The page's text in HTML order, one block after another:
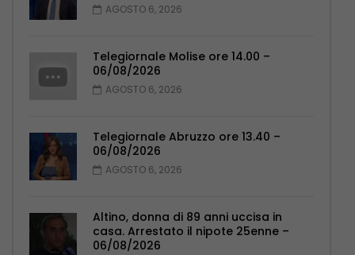
AGOSTO 6, 2026
Telegiornale Molise ore 14.00 –
06/08/2026
AGOSTO 6, 2026
Telegiornale Abruzzo ore 13.40 –
06/08/2026
AGOSTO 6, 2026
Altino, donna di 89 anni uccisa in
casa. Arrestato il nipote 25enne –
06/08/2026